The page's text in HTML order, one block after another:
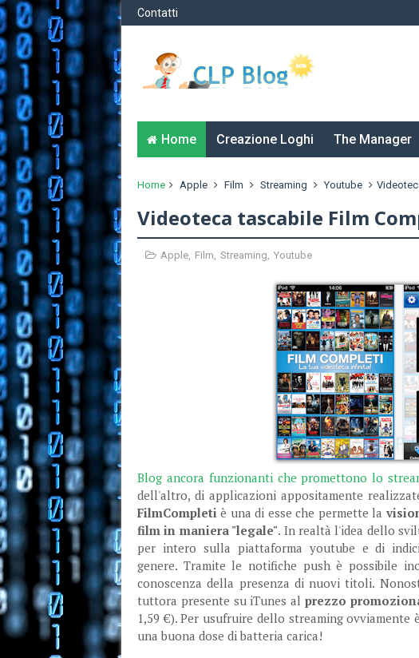
Contatti
Home Creazione Loghi The Manager
Home Apple Film Streaming Youtube
Videoteca tascabile Film
Apple, Film, Streaming, Youtube
Blog ancora funzionanti che promettono lo
dell'altro, di applicazioni appositamente
FilmCompleti è una di esse che permette la
film in maniera "legale". In realtà l'idea dello
per intero sulla piattaforma youtube e di
genere. Tramite le notifiche push è possibile
conoscenza della presenza di nuovi titoli.
tuttora presente su iTunes al prezzo
1,59 €). Per usufruire dello streaming
una buona dose di batteria carica!